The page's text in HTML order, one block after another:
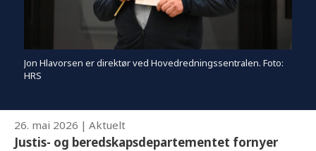
Jon Hlavorsen er direktør ved Hovedredningssentralen. Foto:
HRS
26. mai 2026 | Aktuelt
Justis- og beredskapsdepartementet fornyer